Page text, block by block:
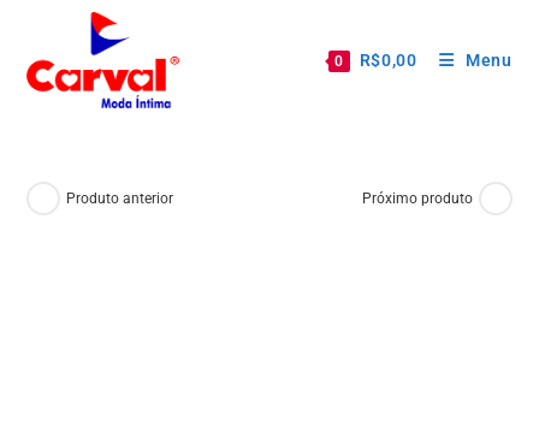
0 R$0,00 Menu
Produto anterior Próximo produto